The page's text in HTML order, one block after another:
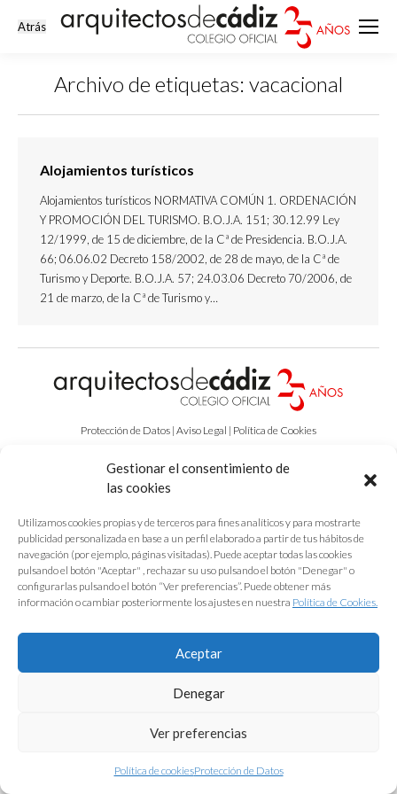
Gestionar el consentimiento de
las cookies
Utilizamos cookies propias y de terceros para fines analíticos y para mostrarte
publicidad personalizada en base a un perfil elaborado a partir de tus hábitos de
navegación (por ejemplo, páginas visitadas). Puede aceptar todas las cookies
pulsando el botón "Aceptar" , rechazar su uso pulsando el botón "Denegar" o
configurarlas pulsando el botón “Ver preferencias”. Puede obtener más
información o cambiar posteriormente los ajustes en nuestra Política de Cookies.
Aceptar
Denegar
Ver preferencias
Política de cookiesProtección de Datos
Archivo de etiquetas: vacacional
Alojamientos turísticos
Alojamientos turísticos NORMATIVA COMÚN 1. ORDENACIÓN
Y PROMOCIÓN DEL TURISMO. B.O.J.A. 151; 30.12.99 Ley
12/1999, de 15 de diciembre, de la Cª de Presidencia. B.O.J.A.
66; 06.06.02 Decreto 158/2002, de 28 de mayo, de la Cª de
Turismo y Deporte. B.O.J.A. 57; 24.03.06 Decreto 70/2006, de
21 de marzo, de la Cª de Turismo y…
Protección de Datos | Aviso Legal | Política de Cookies